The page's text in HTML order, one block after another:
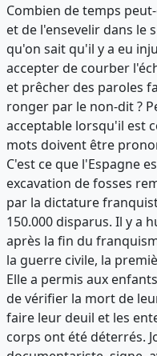
Combien de temps
et de l'ensevelir dans le
qu'on sait qu'il y a eu
accepter de courber
et prêcher des paroles
ronger par le non-dit ?
acceptable lorsqu'il est
mots doivent être
C'est ce que l'Espagne
excavation de fosses
par la dictature
150.000 disparus. Il y a
après la fin du
la guerre civile, la
Elle a permis aux
de vérifier la mort de
faire leur deuil et les
corps ont été déterrés.